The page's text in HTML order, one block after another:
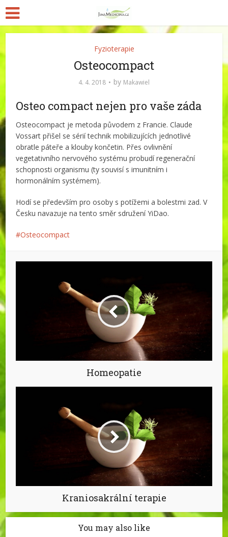
Fyzioterapie
Osteocompact
4. 4. 2018 by Makawiel
Osteo compact nejen pro vaše záda
Osteocompact je metoda původem z Francie. Claude
Vossart přišel se sérií technik mobilizujících jednotlivé
obratle páteře a klouby končetin. Přes ovlivnění
vegetativního nervového systému probudí regenerační
schopnosti organismu (ty souvisí s imunitním i
hormonálním systémem).
Hodí se především pro osoby s potížemi a bolestmi zad. V
Česku navazuje na tento směr sdružení YiDao.
Osteocompact
Homeopatie
Kraniosakrální terapie
You may also like